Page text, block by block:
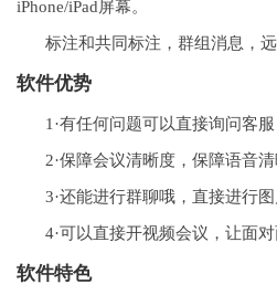
iPhone/iPad屏幕。
标注和共同标注，群组消息，
软件优势
1·有任何问题可以直接询问客服
2·保障会议清晰度，保障语音
3·还能进行群聊哦，直接进行
4·可以直接开视频会议，让面
软件特色